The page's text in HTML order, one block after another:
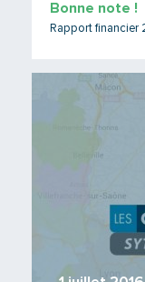
Bonne note !
Rapport financier